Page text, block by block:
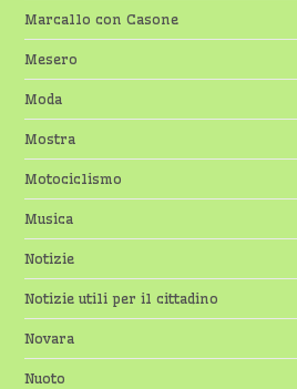
Marcallo con Casone
Mesero
Moda
Mostra
Motociclismo
Musica
Notizie
Notizie utili per il cittadino
Novara
Nuoto